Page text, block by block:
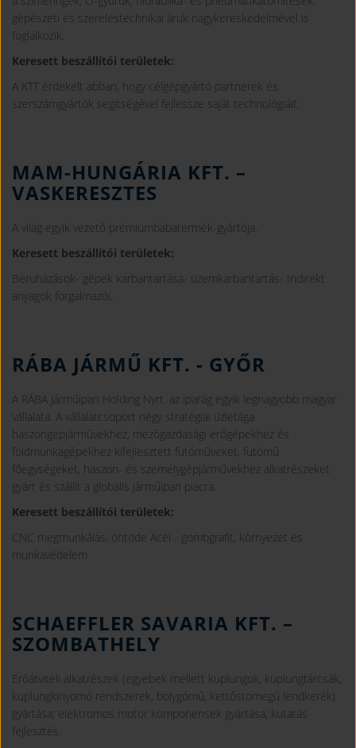
gépészeti és szereléstechnikai áruk nagykereskedelmével is
foglalkozik.
Keresett beszállítói területek:
A KTT érdekelt abban, hogy célgépgyártó partnerek és
szerszámgyártók segítségével fejlessze saját technológiáit.
MAM-HUNGÁRIA KFT. –
VASKERESZTES
A világ egyik vezető prémiumbabatermék-gyártója.
Keresett beszállítói területek:
Beruházások- gépek karbantartása- üzemkarbantartás- Indirekt
anyagok forgalmazói.
RÁBA JÁRMŰ KFT. - GYŐR
A RÁBA Járműipari Holding Nyrt. az iparág egyik legnagyobb magyar
vállalata. A vállalatcsoport négy stratégiai üzletága
haszongépjárművekhez, mezőgazdasági erőgépekhez és
földmunkagépekhez kifejlesztett futóműveket, futómű
főegységeket, haszon- és személygépjárművekhez alkatrészeket
gyárt és szállít a globális járműipari piacra.
Keresett beszállítói területek:
CNC megmunkálás, öntöde Acél - gömbgrafit, környezet és
munkavédelem
SCHAEFFLER SAVARIA KFT. –
SZOMBATHELY
Erőátviteli alkatrészek (egyebek mellett kuplungok, kuplungtárcsák,
kuplungkinyomó rendszerek, bolygómű, kettőstömegű lendkerék)
gyártása; elektromos motor komponensek gyártása; kutatás-
fejlesztés.